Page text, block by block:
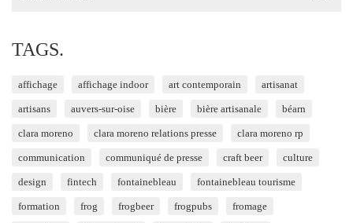
TAGS.
affichage affichage indoor art contemporain artisanat
artisans auvers-sur-oise bière bière artisanale béarn
clara moreno clara moreno relations presse clara moreno rp
communication communiqué de presse craft beer culture
design fintech fontainebleau fontainebleau tourisme
formation frog frogbeer frogpubs fromage